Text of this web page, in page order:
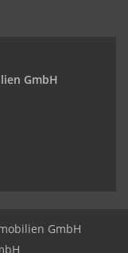
GmbH
GmbH